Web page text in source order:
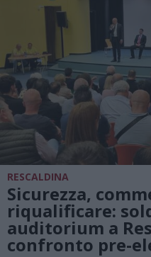
RESCALDINA
Sicurezza,
riqualificare:
auditorium a
confronto pre-